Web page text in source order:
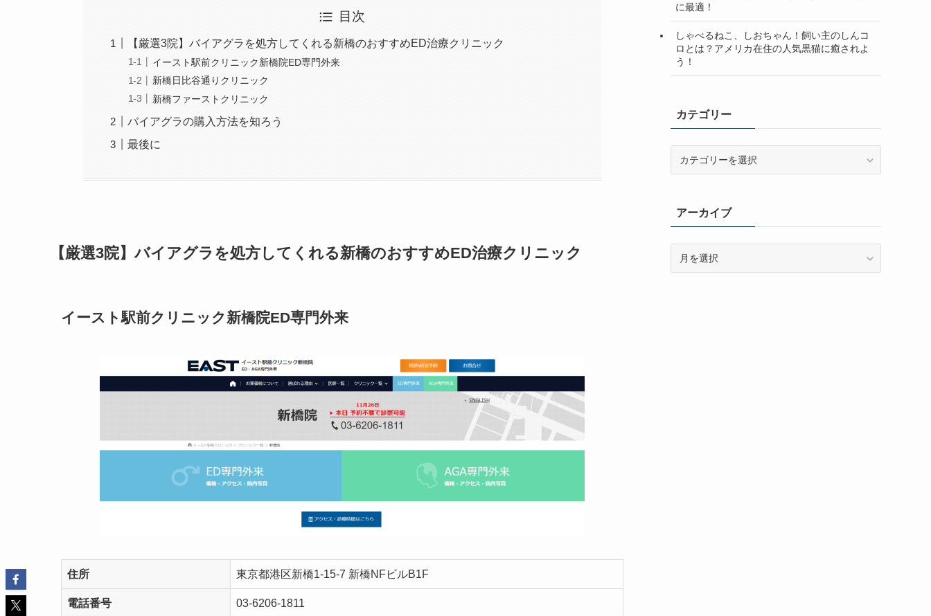
目次
【厳選3院】バイアグラを処方してくれる新橋のおすすめED治療クリニック
イースト駅前クリニック新橋院ED専門外来
新橋日比谷通りクリニック
新橋ファーストクリニック
バイアグラの購入方法を知ろう
最後に
【厳選3院】バイアグラを処方してくれる新橋のおすすめED治療クリニック
イースト駅前クリニック新橋院ED専門外来
住所 東京都港区新橋1-15-7 新橋NFビルB1F
電話番号 03-6206-1811
に最適！
しゃべるねこ、しおちゃん！飼い主のしんコ
ロとは？アメリカ在住の人気黒猫に癒されよ
う！
カテゴリー
ーアーカイブ